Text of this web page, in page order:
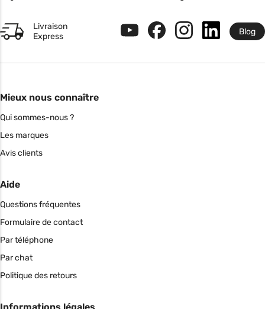
Livraison
Express
Blog
Mieux nous connaître
Qui sommes-nous ?
Les marques
Avis clients
Aide
Questions fréquentes
Formulaire de contact
Par téléphone
Par chat
Politique des retours